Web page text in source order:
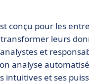
conçu pour les
leurs
et
analyse
intuitives et ses